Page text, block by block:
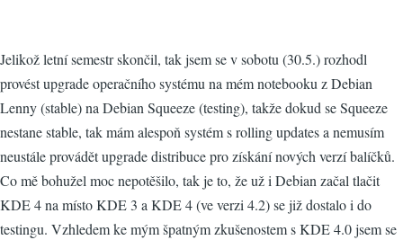
Jelikož letní semestr skončil, tak jsem se v sobotu (30.5.) rozhodl
provést upgrade operačního systému na mém notebooku z Debian
Lenny (stable) na Debian Squeeze (testing), takže dokud se Squeeze
nestane stable, tak mám alespoň systém s rolling updates a nemusím
neustále provádět upgrade distribuce pro získání nových verzí balíčků.
Co mě bohužel moc nepotěšilo, tak je to, že už i Debian začal tlačit
KDE 4 na místo KDE 3 a KDE 4 (ve verzi 4.2) se již dostalo i do
testingu. Vzhledem ke mým špatným zkušenostem s KDE 4.0 jsem se